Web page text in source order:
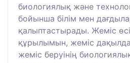
биологиялық және
бойынша білім мен
қалыптастырады. Жеміс
құрылымын, жеміс
жеміс беруінің